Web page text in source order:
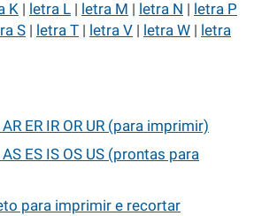
K letra L letra M letra N
letra P
S letra T letra V letra W
letra
ER IR OR UR (para imprimir)
ES IS OS US (prontas para
para imprimir e recortar